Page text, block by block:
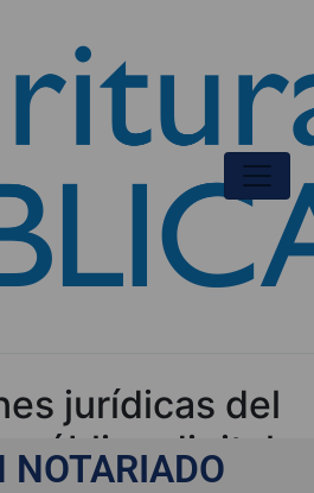
jurídicas del
público digital
NOTARIADO